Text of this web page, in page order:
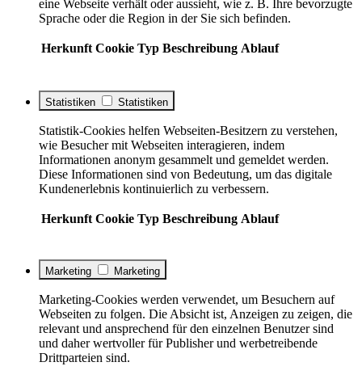
eine Webseite verhält oder aussieht, wie z. B. Ihre bevorzugte
Sprache oder die Region in der Sie sich befinden.
Herkunft Cookie Typ Beschreibung Ablauf
Statistiken Statistiken
Statistik-Cookies helfen Webseiten-Besitzern zu verstehen,
wie Besucher mit Webseiten interagieren, indem
Informationen anonym gesammelt und gemeldet werden.
Diese Informationen sind von Bedeutung, um das digitale
Kundenerlebnis kontinuierlich zu verbessern.
Herkunft Cookie Typ Beschreibung Ablauf
Marketing Marketing
Marketing-Cookies werden verwendet, um Besuchern auf
Webseiten zu folgen. Die Absicht ist, Anzeigen zu zeigen, die
relevant und ansprechend für den einzelnen Benutzer sind
und daher wertvoller für Publisher und werbetreibende
Drittparteien sind.